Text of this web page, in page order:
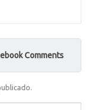
Comments